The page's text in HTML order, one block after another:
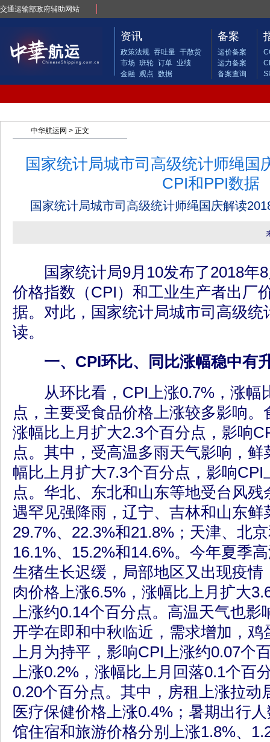
交通运输部政府辅助网站
资讯
政策法规 吞吐量 干散货
市场 班轮 订单 业绩
金融 观点 数据
备案
运价备案
运力备案
备案查询
中华航运网 > 正文
国家统计局城市司高级统计师绳国
CPI和PPI数据
国家统计局城市司高级统计师绳国庆解读
国家统计局9月10发布了2018年8
价格指数（CPI）和工业生产者出厂
据。对此，国家统计局城市司高级统
读。
一、CPI环比、同比涨幅稳中有
从环比看，CPI上涨0.7%，涨幅
点，主要受食品价格上涨较多影响
涨幅比上月扩大2.3个百分点，影响
点。其中，受高温多雨天气影响，
幅比上月扩大7.3个百分点，影响CPI
点。华北、东北和山东等地受台风
遇罕见强降雨，辽宁、吉林和山东鲜
29.7%、22.3%和21.8%；天津、北
16.1%、15.2%和14.6%。今年夏季
生猪生长迟缓，局部地区又出现疫情
肉价格上涨6.5%，涨幅比上月扩大
上涨约0.14个百分点。高温天气也影
开学在即和中秋临近，需求增加，鸡
上月为持平，影响CPI上涨约0.07个
上涨0.2%，涨幅比上月回落0.1个百
0.20个百分点。其中，房租上涨拉动
医疗保健价格上涨0.4%；暑期出行
馆住宿和旅游价格分别上涨1.8%、